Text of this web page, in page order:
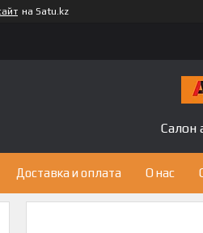
на Satu.kz
Салон
Доставка и оплата О нас